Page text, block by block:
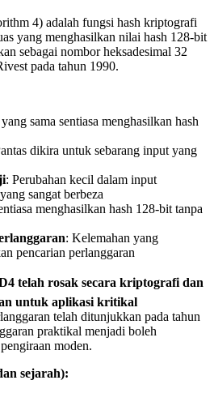
4) adalah fungsi hash kriptografi
yang menghasilkan nilai hash 128-bit
sebagai nombor heksadesimal 32
pada tahun 1990.
sama sentiasa menghasilkan hash
dikira untuk sebarang input yang
: Perubahan kecil dalam input
sangat berbeza
menghasilkan hash 128-bit tanpa
: Kelemahan yang
pencarian perlanggaran
telah rosak secara kriptografi dan
untuk aplikasi kritikal
telah ditunjukkan pada tahun
praktikal menjadi boleh
moden.
sejarah):